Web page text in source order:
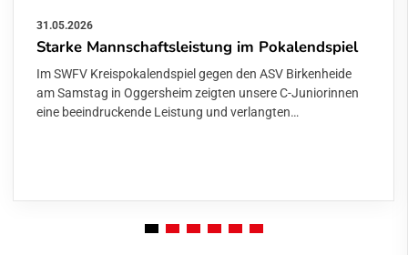
31.05.2026
Starke Mannschaftsleistung im Pokalendspiel
Im SWFV Kreispokalendspiel gegen den ASV Birkenheide
am Samstag in Oggersheim zeigten unsere C-Juniorinnen
eine beeindruckende Leistung und verlangten…